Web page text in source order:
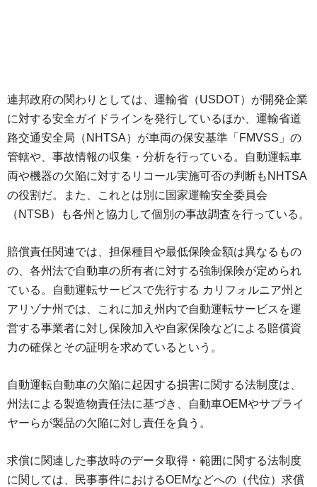
連邦政府の関わりとしては、運輸省（USDOT）が開発企業
に対する安全ガイドラインを発行しているほか、運輸省道
路交通安全局（NHTSA）が車両の保安基準「FMVSS」の
管轄や、事故情報の収集・分析を行っている。自動運転車
両や機器の欠陥に対するリコール実施可否の判断もNHTSA
の役割だ。また、これとは別に国家運輸安全委員会
（NTSB）も各州と協力して個別の事故調査を行っている。
賠償責任関連では、担保種目や最低保険金額は異なるもの
の、各州法で自動車の所有者に対する強制保険が定められ
ている。自動運転サービスで先行する カリフォルニア州と
アリゾナ州では、これに加え州内で自動運転サービスを運
営する事業者に対し保険加入や自家保険などによる賠償資
力の確保とその証明を求めているという。
自動運転自動車の欠陥に起因する損害に関する法制度は、
州法による製造物責任法に基づき、自動車OEMやサプライ
ヤーらが製品の欠陥に対し責任を負う。
求償に関連した事故時のデータ取得・範囲に関する法制度
に関しては、民事事件におけるOEMなどへの（代位）求償